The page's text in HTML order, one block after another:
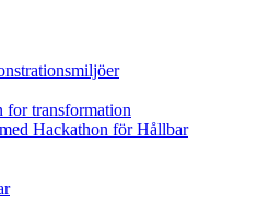
for transformation
Hackathon för Hållbar